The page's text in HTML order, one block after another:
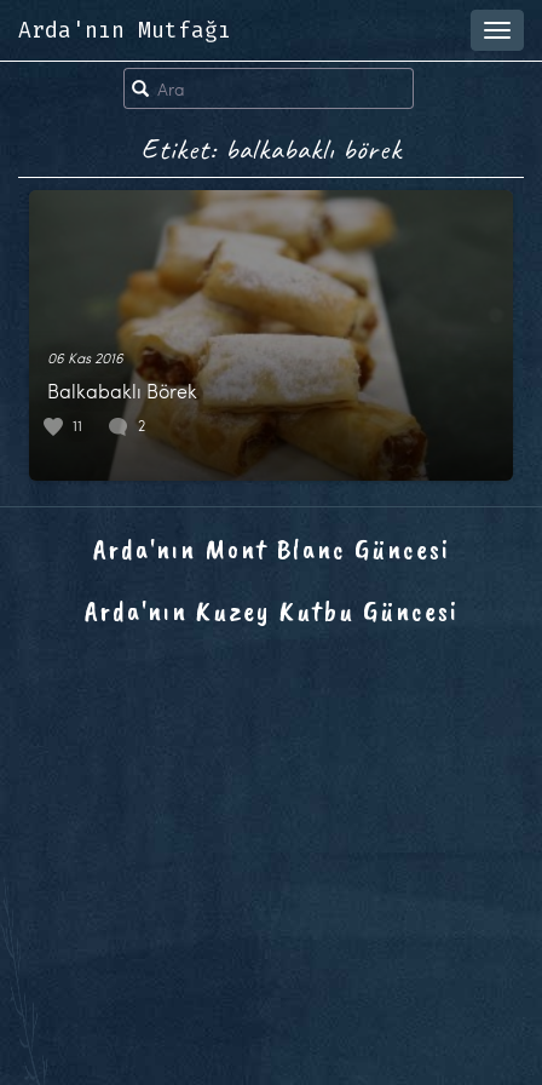
Arda'nın Mutfağı
Etiket: balkabaklı börek
06 Kas 2016
Balkabaklı Börek
11 2
Arda'nın Mont Blanc Güncesi
Arda'nın Kuzey Kutbu Güncesi